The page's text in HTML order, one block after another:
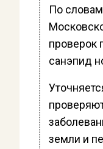
По
проверок
санэпид
земли и